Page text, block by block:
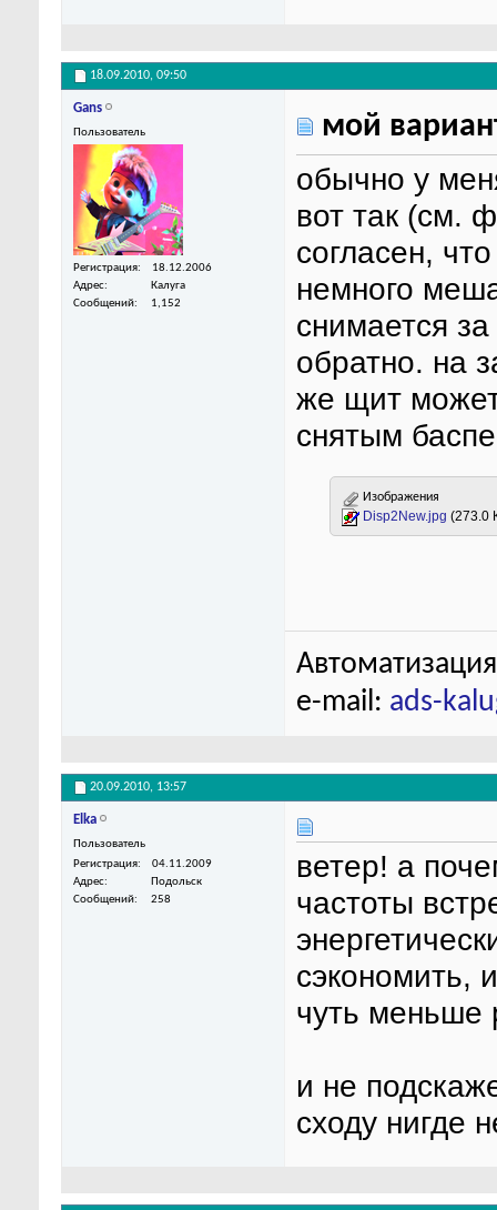
18.09.2010, 09:50
Gans
Пользователь
Регистрация
18.12.2006
Адрес
Калуга
Сообщений
1,152
мой
обычно у
вот так (см.
согласен,
немного
снимается
обратно. на
же щит
снятым
Изображения
Disp2New.jpg (273.0
e-mail: ads-
20.09.2010, 13:57
Elka
Пользователь
Регистрация
04.11.2009
Адрес
Подольск
Сообщений
258
ветер! а
частоты
сэкономить,
чуть меньше
и не
сходу нигде